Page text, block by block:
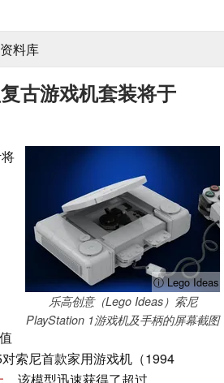
资料库
古游戏机套装将于
ⓘ Lego Ideas
乐高创意（Lego Ideas）索尼
PlayStation 1游戏机及手柄的屏幕截图
索尼首款家用游戏机（1994